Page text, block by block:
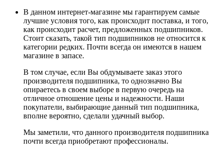
В данном интернет-магазине мы гарантируем самые
лучшие условия того, как происходит поставка, и того,
как происходит расчет, предложенных подшипников.
Стоит сказать, такой тип подшипников не относится к
категории редких. Почти всегда он имеются в нашем
магазине в запасе.
В том случае, если Вы обдумываете заказ этого
производителя подшипника, то однозначно Вы
опираетесь в своем выборе в первую очередь на
отличное отношение цены и надежности. Наши
покупатели, выбирающие данный тип подшипника,
вполне вероятно, сделали удачный выбор.
Мы заметили, что данного производителя подшипника
почти всегда приобретают профессионалы.